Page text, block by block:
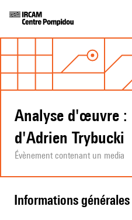
Analyse d'œuvre :
d'Adrien Trybucki
Évènement contenant un media
informations générales